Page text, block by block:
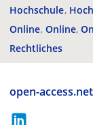
Hochschule
Online Online
Rechtliches
open-